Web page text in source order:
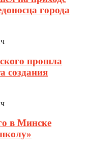
города
прошла
создания
в Минске